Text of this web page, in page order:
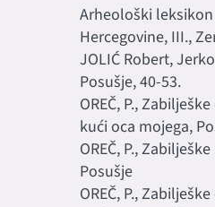
Arheološki
Hercegovine, III.,
JOLIĆ Robert,
Posušje, 40-53.
OREČ, P.,
kući oca mojega,
OREČ, P.,
Posušje
OREČ, P.,